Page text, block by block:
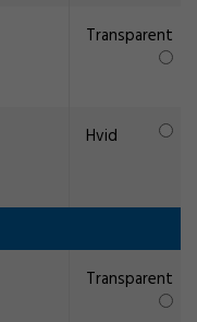
Transparent
Hvid
Transparent